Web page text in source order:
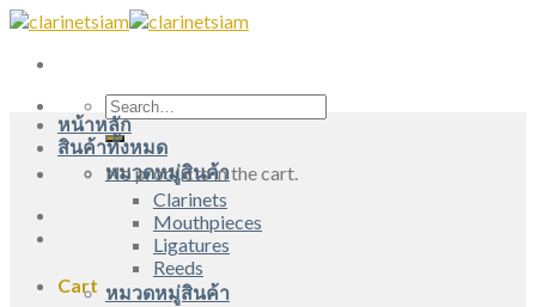
Skip
content
Search
for:
No products in the cart.
Cart
หน้าหลัก
สินค้าทั้งหมด
หมวดหมู่สินค้า
Clarinets
Mouthpieces
Ligatures
Reeds
หมวดหมู่สินค้า